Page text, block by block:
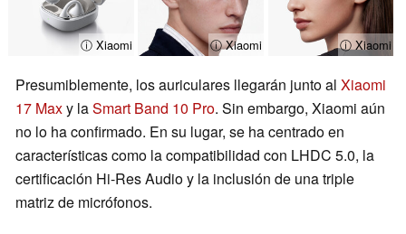
ⓘ Xiaomi ⓘ Xiaomi ⓘ Xiaomi
Presumiblemente, los auriculares llegarán junto al Xiaomi
17 Maxy laSmart Band 10 Pro. Sin embargo, Xiaomi aún
no lo ha confirmado. En su lugar, se ha centrado en
características como la compatibilidad con LHDC 5.0, la
certificación Hi-Res Audio y la inclusión de una triple
matriz de micrófonos.